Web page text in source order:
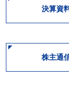
決算資
株主通